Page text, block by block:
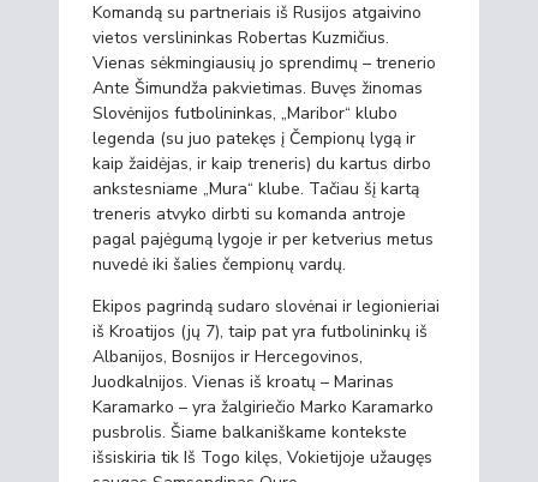
Komandą su partneriais iš Rusijos atgaivino
vietos verslininkas Robertas Kuzmičius.
Vienas sėkmingiausių jo sprendimų – trenerio
Ante Šimundža pakvietimas. Buvęs žinomas
Slovėnijos futbolininkas, „Maribor“ klubo
legenda (su juo patekęs į Čempionų lygą ir
kaip žaidėjas, ir kaip treneris) du kartus dirbo
ankstesniame „Mura“ klube. Tačiau šį kartą
treneris atvyko dirbti su komanda antroje
pagal pajėgumą lygoje ir per ketverius metus
nuvedė iki šalies čempionų vardų.
Ekipos pagrindą sudaro slovėnai ir legionieriai
iš Kroatijos (jų 7), taip pat yra futbolininkų iš
Albanijos, Bosnijos ir Hercegovinos,
Juodkalnijos. Vienas iš kroatų – Marinas
Karamarko – yra žalgiriečio Marko Karamarko
pusbrolis. Šiame balkaniškame kontekste
išsiskiria tik Iš Togo kilęs, Vokietijoje užaugęs